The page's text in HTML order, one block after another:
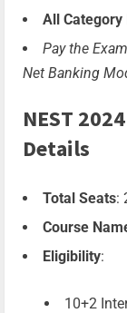
All Category
Pay the
Net Banking
NEST
Details
Total Seats:
Course
Eligibility:
10+2